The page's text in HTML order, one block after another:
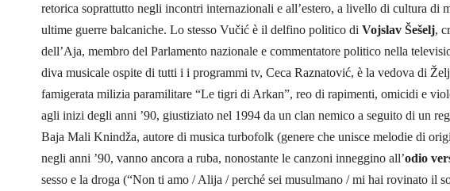
retorica soprattutto negli incontri internazionali e all’estero, a livello di cultura di
ultime guerre balcaniche. Lo stesso Vučić è il delfino politico di Vojslav Šešelj,
dell’Aja, membro del Parlamento nazionale e commentatore politico nella
diva musicale ospite di tutti i i programmi tv, Ceca Raznatović, è la vedova di
famigerata milizia paramilitare “Le tigri di Arkan”, reo di rapimenti, omicidi e
agli inizi degli anni ’90, giustiziato nel 1994 da un clan nemico a seguito di un
Baja Mali Knindža, autore di musica turbofolk (genere che unisce melodie di
negli anni ’90, vanno ancora a ruba, nonostante le canzoni inneggino all’odio
sesso e la droga (“Non ti amo / Alija / perché sei musulmano / mi hai rovinato il